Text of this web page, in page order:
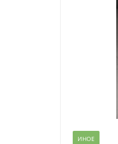
ИНОЕ